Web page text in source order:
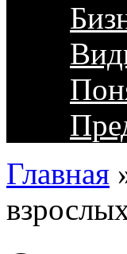
Главная